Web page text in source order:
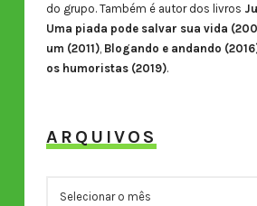
do grupo. Também é autor dos livros
Uma piada pode salvar sua vida
um (2011), Blogando e andando
os humoristas (2019).
ARQUIVOS